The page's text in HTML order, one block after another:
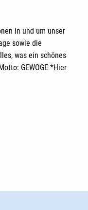
in und um unser
sowie die
was ein schönes
GEWOGE *Hier